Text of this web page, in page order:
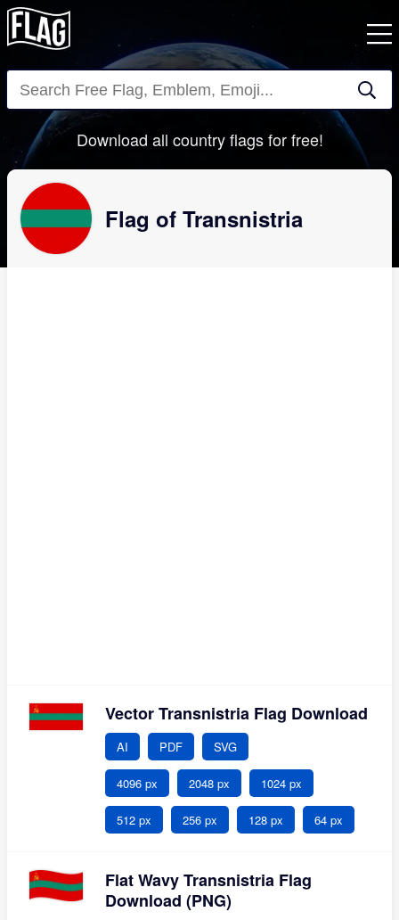
Close
Download all country flags for free!
Flag of Transnistria
Vector Transnistria Flag Download
AI PDF SVG
4096 px 2048 px 1024 px
512 px 256 px 128 px 64 px
Flat Wavy Transnistria Flag
Download (PNG)